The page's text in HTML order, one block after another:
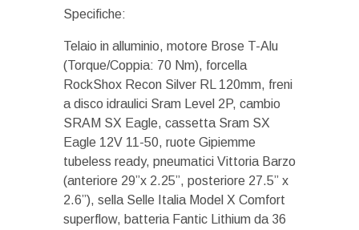
Specifiche:
Telaio in alluminio, motore Brose T-Alu
(Torque/Coppia: 70 Nm), forcella
RockShox Recon Silver RL 120mm, freni
a disco idraulici Sram Level 2P, cambio
SRAM SX Eagle, cassetta Sram SX
Eagle 12V 11-50, ruote Gipiemme
tubeless ready, pneumatici Vittoria Barzo
(anteriore 29’’x 2.25”, posteriore 27.5” x
2.6”), sella Selle Italia Model X Comfort
superflow, batteria Fantic Lithium da 36